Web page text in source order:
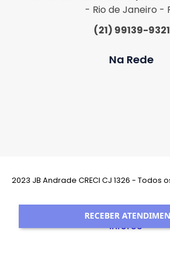
RECEBER
- Rio de Janeiro -
(21) 99139-9321
Na Rede
2023 JB Andrade CRECI CJ 1326 - Todos